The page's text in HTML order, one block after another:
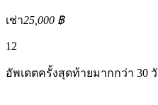
เช่า25,000 ฿
12
อัพเดตครั้งสุดท้ายมากกว่า 30